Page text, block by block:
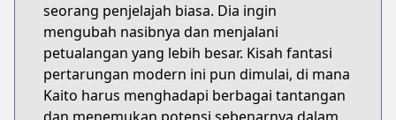
seorang penjelajah biasa. Dia ingin
mengubah nasibnya dan menjalani
petualangan yang lebih besar. Kisah fantasi
pertarungan modern ini pun dimulai, di mana
Kaito harus menghadapi berbagai tantangan